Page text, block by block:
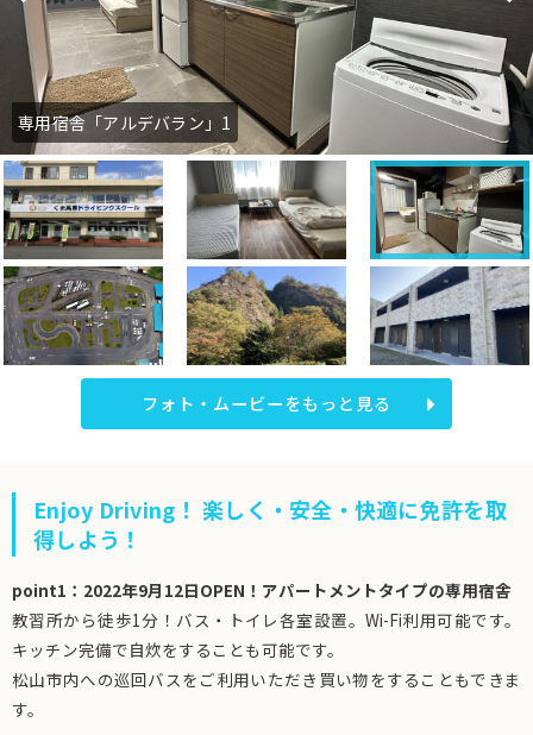
上空写真
フォト・ムービーをもっと見る
Enjoy Driving！ 楽しく・安全・快適に免許を取
得しよう！
point1：2022年9月12日OPEN！アパートメントタイプの専用宿舎
教習所から徒歩1分！バス・トイレ各室設置。Wi-Fi利用可能です。
キッチン完備で自炊をすることも可能です。
松山市内への巡回バスをご利用いただき買い物をすることもできま
す。